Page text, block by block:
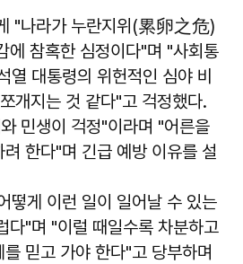
"나라가 누란지위(累卵之危)
에 참혹한 심정이다"며 "사회통
열 대통령의 위헌적인 심야 비
개지는 것 같다"고 걱정했다.
민생이 걱정"이라며 "어른을
한다"며 긴급 예방 이유를 설
떻게 이런 일이 일어날 수 있는
다"며 "이럴 때일수록 차분하고
믿고 가야 한다"고 당부하며